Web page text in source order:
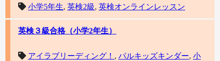
小学5年生, 英検2級, 英検オンラインレッスン
英検３級合格（小学2年生）
アイラブリーディング！ , パルキッズキンダー, 小